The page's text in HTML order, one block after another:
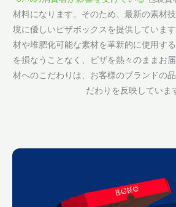
材料になります。そのため、最新の素材
境に優しいピザボックスを提供していま
材や堆肥化可能な素材を革新的に使用す
を損なうことなく、ピザを熱々のままお
材へのこだわりは、お客様のブランドの
だわりを反映していま